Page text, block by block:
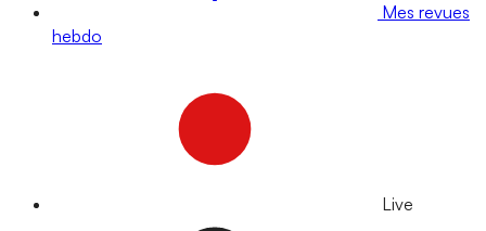
Mes revues
hebdo
Live